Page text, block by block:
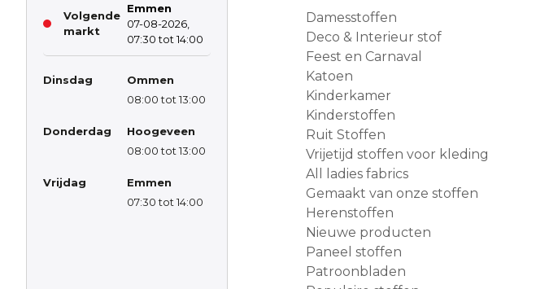
Volgende
markt
Emmen
07-08-2026,
07:30 tot 14:00
Dinsdag
Ommen
08:00 tot 13:00
Donderdag
Hoogeveen
08:00 tot 13:00
Vrijdag
Emmen
07:30 tot 14:00
Damesstoffen
Deco & Interieur stof
Feest en Carnaval
Katoen
Kinderkamer
Kinderstoffen
Ruit Stoffen
Vrijetijd stoffen voor kleding
All ladies fabrics
Gemaakt van onze stoffen
Herenstoffen
Nieuwe producten
Paneel stoffen
Patroonbladen